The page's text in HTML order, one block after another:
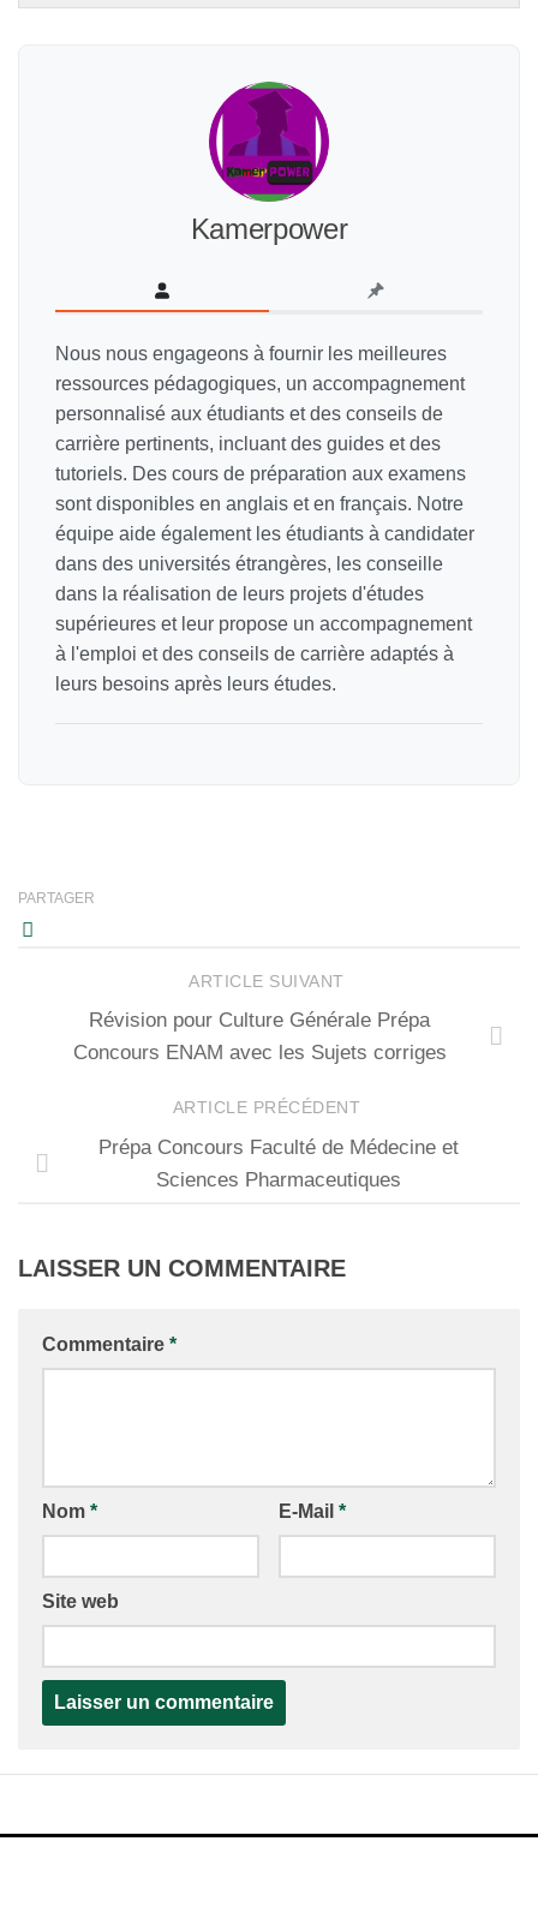
Kamerpower
Nous nous engageons à fournir les meilleures
ressources pédagogiques, un accompagnement
personnalisé aux étudiants et des conseils de
carrière pertinents, incluant des guides et des
tutoriels. Des cours de préparation aux examens
sont disponibles en anglais et en français. Notre
équipe aide également les étudiants à candidater
dans des universités étrangères, les conseille
dans la réalisation de leurs projets d'études
supérieures et leur propose un accompagnement
à l'emploi et des conseils de carrière adaptés à
leurs besoins après leurs études.
PARTAGER
ARTICLE SUIVANT
Révision pour Culture Générale Prépa
Concours ENAM avec les Sujets corriges
ARTICLE PRÉCÉDENT
Prépa Concours Faculté de Médecine et
Sciences Pharmaceutiques
LAISSER UN COMMENTAIRE
Commentaire *
Nom * E-Mail *
Site web